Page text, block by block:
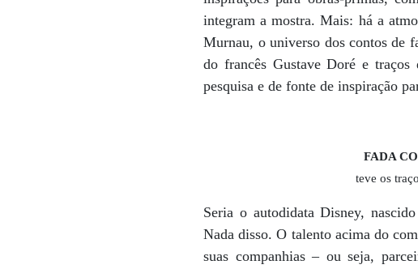
integram a mostra. Mais: há a
Murnau, o universo dos contos de
do francês Gustave Doré e
pesquisa e de fonte de inspiração
FADA
teve os
Seria o autodidata Disney,
Nada disso. O talento acima do
suas companhias – ou seja,